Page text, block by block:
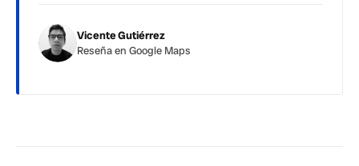
Vicente Gutiérrez
Reseña en Google Maps